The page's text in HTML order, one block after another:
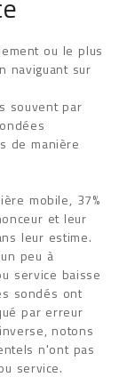
ou le plus
naviguant sur
souvent par
de manière
mobile, 37%
et leur
leur estime.
peu à
service baisse
sondés ont
par erreur
notons
n'ont pas
service.